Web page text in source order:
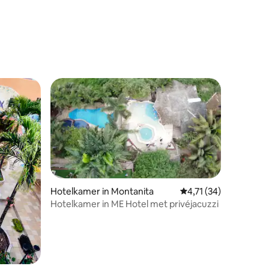
Hotelkamer in Montanita Gemiddelde
4,71 (34)
Hotelkamer in ME Hotel met privéjacuzzi